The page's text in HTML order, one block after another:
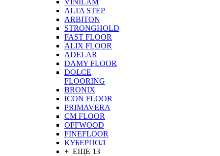
VINILAM
ALTA STEP
ARBITON
STRONGHOLD
FAST FLOOR
ALIX FLOOR
ADELAR
DAMY FLOOR
DOLCE
FLOORING
BRONIX
ICON FLOOR
PRIMAVERA
CM FLOOR
OFFWOOD
FINEFLOOR
КУБЕРПОЛ
+ ЕЩЕ 13